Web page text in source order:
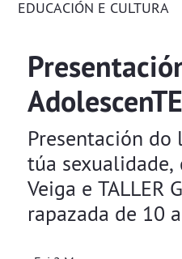
EDUCACIÓN E CULTURA
Presentación do
túa sexualidade,
Veiga e TALLER
rapazada de 10